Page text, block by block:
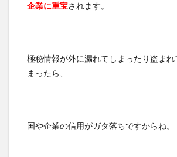
企業に重宝されます。
極秘情報が外に漏れてしまったり盗まれ
まったら、
国や企業の信用がガタ落ちですからね。